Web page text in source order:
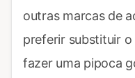
outras marcas de
preferir substituir
fazer uma pipoca